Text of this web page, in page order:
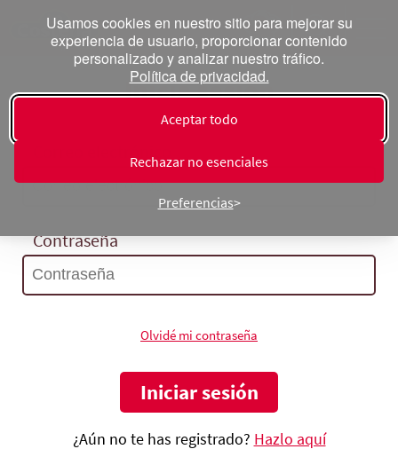
Usamos cookies en nuestro sitio para mejorar su
experiencia de usuario, proporcionar contenido
personalizado y analizar nuestro tráfico.
Política de privacidad.
Aceptar todo
Rechazar no esenciales
Preferencias
Inicia sesión
Contraseña
Olvidé mi contraseña
¿Aún no te has registrado? Hazlo aquí